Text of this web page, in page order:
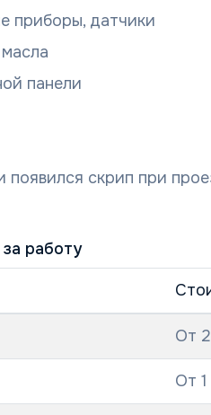
приборы, датчики
панели
появился скрип при
работу
От
От